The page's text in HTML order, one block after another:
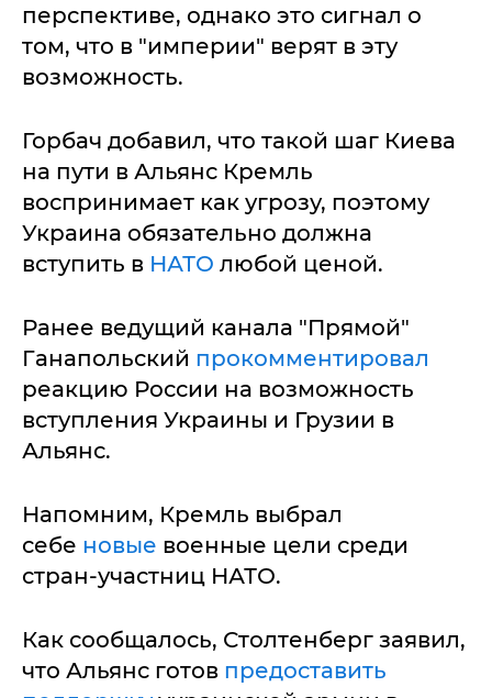
перспективе, однако это сигнал о
том, что в "империи" верят в эту
возможность.
Горбач добавил, что такой шаг Киева
на пути в Альянс Кремль
воспринимает как угрозу, поэтому
Украина обязательно должна
вступить в НАТО любой ценой.
Ранее ведущий канала "Прямой"
Ганапольский прокомментировал
реакцию России на возможность
вступления Украины и Грузии в
Альянс.
Напомним, Кремль выбрал
себе новые военные цели среди
стран-участниц НАТО.
Как сообщалось, Столтенберг заявил,
что Альянс готов предоставить